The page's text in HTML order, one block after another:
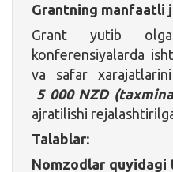
Grantning manfaatli
Grant yutib
konferensiyalarda
va safar
5 000 NZD
ajratilishi
Talablar:
Nomzodlar quyidagi